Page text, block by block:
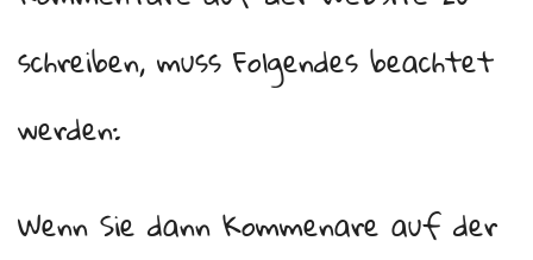
schreiben, muss Folgendes beachtet
werden:
Wenn Sie dann Kommenare auf der